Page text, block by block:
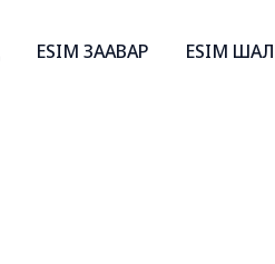
ESIM ЗААВАР ESIM